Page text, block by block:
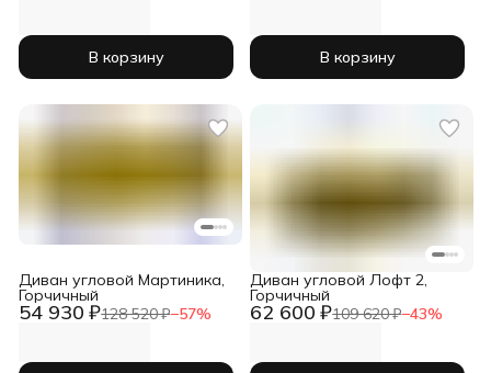
В корзину В корзину
54 930 ₽128 520 ₽−57%
Диван угловой Мартиника,
Горчичный
62 600 ₽109 620 ₽−43%
Диван угловой Лофт 2,
Горчичный